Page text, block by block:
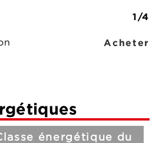
1/4
Acheter
énergétique du